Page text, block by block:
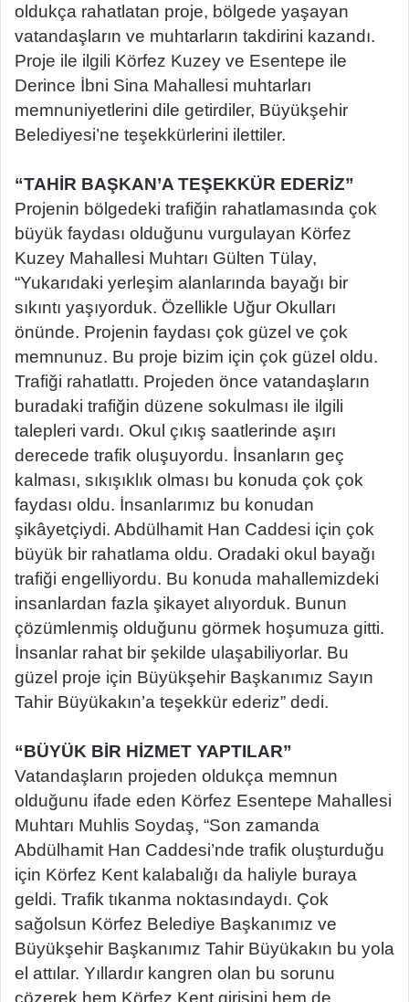
oldukça rahatlatan proje, bölgede yaşayan
vatandaşların ve muhtarların takdirini kazandı.
Proje ile ilgili Körfez Kuzey ve Esentepe ile
Derince İbni Sina Mahallesi muhtarları
memnuniyetlerini dile getirdiler, Büyükşehir
Belediyesi’ne teşekkürlerini ilettiler.
“TAHİR BAŞKAN’A TEŞEKKÜR EDERİZ”
Projenin bölgedeki trafiğin rahatlamasında çok
büyük faydası olduğunu vurgulayan Körfez
Kuzey Mahallesi Muhtarı Gülten Tülay,
“Yukarıdaki yerleşim alanlarında bayağı bir
sıkıntı yaşıyorduk. Özellikle Uğur Okulları
önünde. Projenin faydası çok güzel ve çok
memnunuz. Bu proje bizim için çok güzel oldu.
Trafiği rahatlattı. Projeden önce vatandaşların
buradaki trafiğin düzene sokulması ile ilgili
talepleri vardı. Okul çıkış saatlerinde aşırı
derecede trafik oluşuyordu. İnsanların geç
kalması, sıkışıklık olması bu konuda çok çok
faydası oldu. İnsanlarımız bu konudan
şikâyetçiydi. Abdülhamit Han Caddesi için çok
büyük bir rahatlama oldu. Oradaki okul bayağı
trafiği engelliyordu. Bu konuda mahallemizdeki
insanlardan fazla şikayet alıyorduk. Bunun
çözümlenmiş olduğunu görmek hoşumuza gitti.
İnsanlar rahat bir şekilde ulaşabiliyorlar. Bu
güzel proje için Büyükşehir Başkanımız Sayın
Tahir Büyükakın’a teşekkür ederiz” dedi.
“BÜYÜK BİR HİZMET YAPTILAR”
Vatandaşların projeden oldukça memnun
olduğunu ifade eden Körfez Esentepe Mahallesi
Muhtarı Muhlis Soydaş, “Son zamanda
Abdülhamit Han Caddesi’nde trafik oluşturduğu
için Körfez Kent kalabalığı da haliyle buraya
geldi. Trafik tıkanma noktasındaydı. Çok
sağolsun Körfez Belediye Başkanımız ve
Büyükşehir Başkanımız Tahir Büyükakın bu yola
el attılar. Yıllardır kangren olan bu sorunu
çözerek hem Körfez Kent girişini hem de